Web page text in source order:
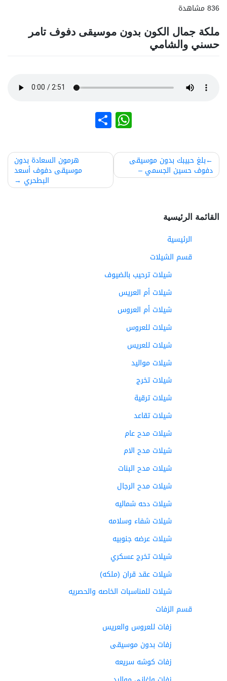
836 مشاهدة
ملكة جمال الكون بدون موسيقى دفوف تامر
حسني والشامي
WhatsApp
نشر
تصفّح
المقالات
بلغ حبيبك بدون موسيقى
دفوف حسين الجسمي –
هرمون السعادة بدون
موسيقى دفوف أسعد
البطحري
القائمة الرئيسية
الرئيسية
قسم الشيلات
شيلات ترحيب بالضيوف
شيلات أم العريس
شيلات أم العروس
شيلات للعروس
شيلات للعريس
شيلات مواليد
شيلات تخرج
شيلات ترقية
شيلات تقاعد
شيلات مدح عام
شيلات مدح الام
شيلات مدح البنات
شيلات مدح الرجال
شيلات دحه شماليه
شيلات شفاء وسلامه
شيلات عرضه جنوبيه
شيلات تخرج عسكري
شيلات عقد قران (ملكه)
شيلات للمناسبات الخاصه والحصريه
قسم الزفات
زفات للعروس والعريس
زفات بدون موسيقى
زفات كوشه سريعه